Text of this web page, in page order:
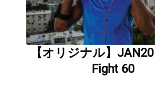
【オリジナル】
Fight 60